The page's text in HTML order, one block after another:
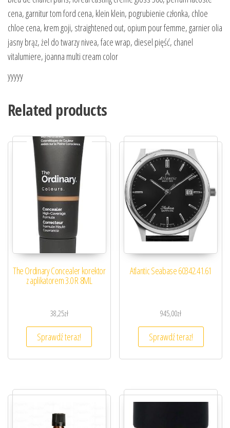
cena, garnitur tom ford cena, klein klein, pogrubienie członka, chloe
chloe cena, krem goji, straightened out, opium pour femme, garnier olia
jasny brąz, żel do twarzy nivea, face wrap, diesel pięść, chanel
vitalumiere, joanna multi cream color
yyyyy
Related products
The Ordinary Concealer korektor
z aplikatorem 3.0 R 8ML
38,25zł
Sprawdź teraz!
Atlantic Seabase 60342.41.61
945,00zł
Sprawdź teraz!